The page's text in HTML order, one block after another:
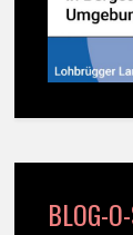
BLOG-